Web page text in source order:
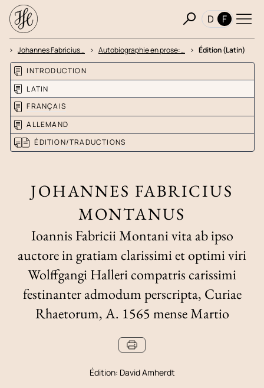
D F
Johannes Fabricius… Autobiographie en prose:… Édition (Latin)
INTRODUCTION
LATIN
FRANÇAIS
ALLEMAND
ÉDITION/TRADUCTIONS
JOHANNES FABRICIUS
MONTANUS
Ioannis Fabricii Montani vita ab ipso
auctore in gratiam clarissimi et optimi viri
Wolffgangi Halleri compatris carissimi
festinanter admodum perscripta, Curiae
Rhaetorum, A. 1565 mense Martio
Édition: David Amherdt